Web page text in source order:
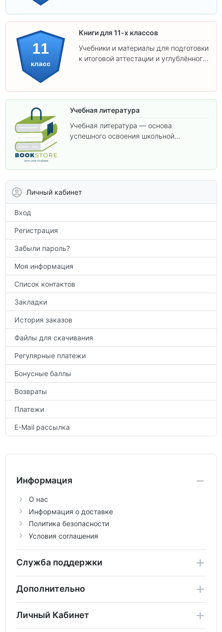
11
класс
Книги для 11-х классов
Учебники и материалы для подготовки
к итоговой аттестации и углублённого
Учебная литература
Учебная литература — основа
успешного освоения школьной
Личный кабинет
Вход
Регистрация
Забыли пароль?
Моя информация
Список контактов
Закладки
История заказов
Файлы для скачивания
Регулярные платежи
Бонусные баллы
Возвраты
Платежи
E-Mail рассылка
Информация
О нас
Информация о доставке
Политика безопасности
Условия соглашения
Служба поддержки
Дополнительно
Личный Кабинет